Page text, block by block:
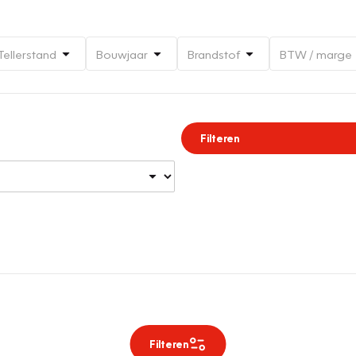
Bouwjaar Brandstof BTW / marge
Filteren
Filteren